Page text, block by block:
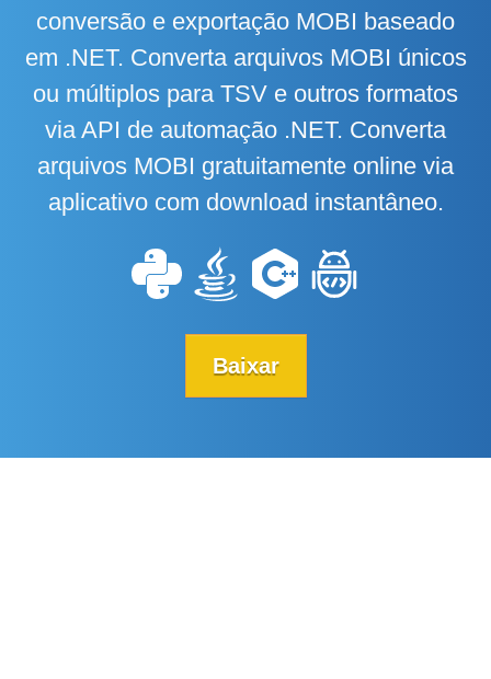
conversão e exportação MOBI baseado
em .NET. Converta arquivos MOBI únicos
ou múltiplos para TSV e outros formatos
via API de automação .NET. Converta
arquivos MOBI gratuitamente online via
aplicativo com download instantâneo.
Baixar